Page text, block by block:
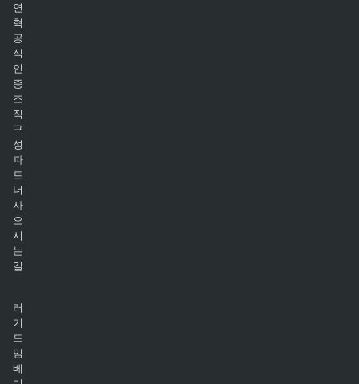
연
혁
공
식
인
증
조
직
구
성
파
트
너
사
오
시
는
길
러
기
드
임
베